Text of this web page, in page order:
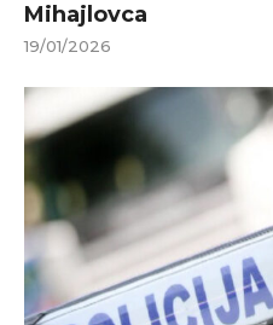
Mihajlovca
19/01/2026